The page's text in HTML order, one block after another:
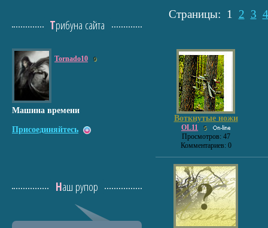
Страницы: 1 2 3 4
Воткнутые ножи
OL11 5
Просмотров: 47
Комментариев: 0
Трибуна сайта
Tornado10 9
Машина времени
Присоединяйтесь
Наш рупор